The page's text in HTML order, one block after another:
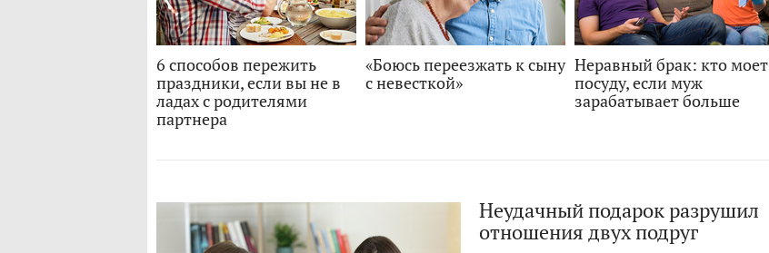
6 способов пережить
праздники, если вы не в
ладах с родителями
партнера
«Боюсь переезжать к сыну
с невесткой»
Неравный брак: кто моет
посуду, если муж
зарабатывает больше
Неудачный подарок разрушил
отношения двух подруг